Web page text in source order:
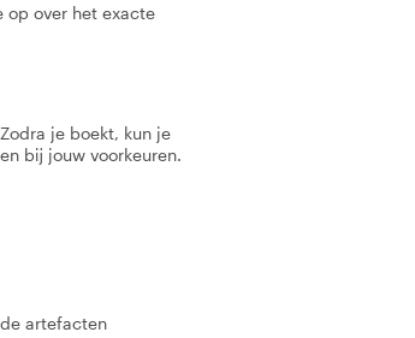
op over het exacte
je boekt, kun je
bij jouw voorkeuren.
artefacten